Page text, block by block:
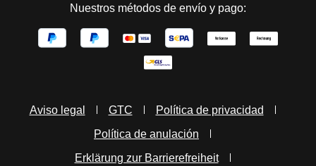
Nuestros métodos de envío y pago:
Aviso legal GTC
Política de privacidad
Política de anulación
Erklärung zur Barrierefreiheit